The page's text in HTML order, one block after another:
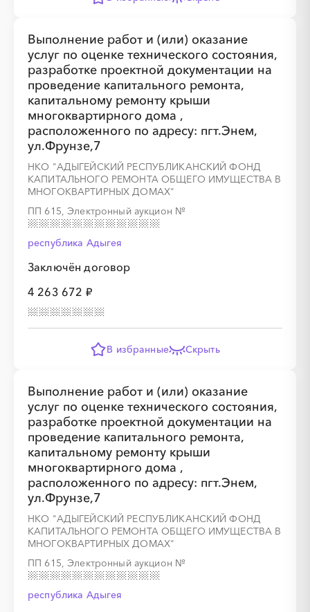
Выполнение работ и (или) оказание
услуг по оценке технического состояния,
разработке проектной документации на
проведение капитального ремонта,
капитальному ремонту крыши
многоквартирного дома ,
расположенного по адресу: пгт.Энем,
ул.Фрунзе,7
НКО "АДЫГЕЙСКИЙ РЕСПУБЛИКАНСКИЙ ФОНД
КАПИТАЛЬНОГО РЕМОНТА ОБЩЕГО ИМУЩЕСТВА В
МНОГОКВАРТИРНЫХ ДОМАХ"
ПП 615, Электронный аукцион №
республика Адыгея
Заключён договор
4 263 672 ₽
В избранные Скрыть
Выполнение работ и (или) оказание
услуг по оценке технического состояния,
разработке проектной документации на
проведение капитального ремонта,
капитальному ремонту крыши
многоквартирного дома ,
расположенного по адресу: пгт.Энем,
ул.Фрунзе,7
НКО "АДЫГЕЙСКИЙ РЕСПУБЛИКАНСКИЙ ФОНД
КАПИТАЛЬНОГО РЕМОНТА ОБЩЕГО ИМУЩЕСТВА В
МНОГОКВАРТИРНЫХ ДОМАХ"
ПП 615, Электронный аукцион №
республика Адыгея
░░ ░ ░ ░░░ ░░░
░░░░░░░░░░
░
░
░
░
░░ ░ ░ ░░░ ░░░
░░░░░░░░░░